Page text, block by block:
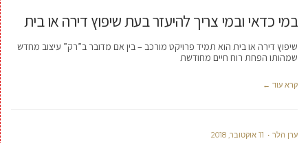
במי כדאי ובמי צריך להיעזר בעת שיפוץ דירה או בית
שיפוץ דירה או בית הוא תמיד פרויקט מורכב – בין אם מדובר ב”רק” עיצוב מחדש
שמהותו הפחת רוח חיים מחודשת
קרא עוד ←
ערן הלר 11 אוקטובר, 2018